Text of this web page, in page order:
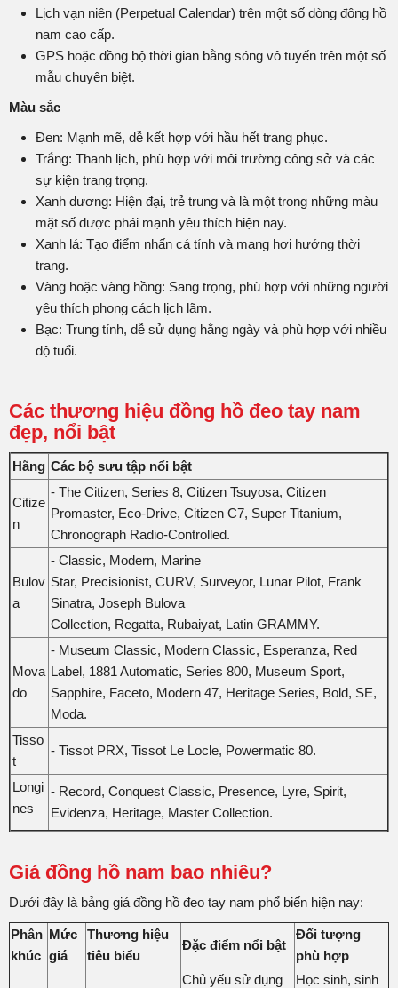
Lịch vạn niên (Perpetual Calendar) trên một số dòng đông hồ
nam cao cấp.
GPS hoặc đồng bộ thời gian bằng sóng vô tuyến trên một số
mẫu chuyên biệt.
Màu sắc
Đen: Mạnh mẽ, dễ kết hợp với hầu hết trang phục.
Trắng: Thanh lịch, phù hợp với môi trường công sở và các
sự kiện trang trọng.
Xanh dương: Hiện đại, trẻ trung và là một trong những màu
mặt số được phái mạnh yêu thích hiện nay.
Xanh lá: Tạo điểm nhấn cá tính và mang hơi hướng thời
trang.
Vàng hoặc vàng hồng: Sang trọng, phù hợp với những người
yêu thích phong cách lịch lãm.
Bạc: Trung tính, dễ sử dụng hằng ngày và phù hợp với nhiều
độ tuổi.
Các thương hiệu đồng hồ đeo tay nam
đẹp, nổi bật
Hãng Các bộ sưu tập nổi bật
Citize
n
- The Citizen, Series 8, Citizen Tsuyosa, Citizen
Promaster, Eco-Drive, Citizen C7, Super Titanium,
Chronograph Radio-Controlled.
Bulov
a
- Classic, Modern, Marine
Star, Precisionist, CURV, Surveyor, Lunar Pilot, Frank
Sinatra, Joseph Bulova
Collection, Regatta, Rubaiyat, Latin GRAMMY.
Mova
do
- Museum Classic, Modern Classic, Esperanza, Red
Label, 1881 Automatic, Series 800, Museum Sport,
Sapphire, Faceto, Modern 47, Heritage Series, Bold, SE,
Moda.
Tisso
t
- Tissot PRX, Tissot Le Locle, Powermatic 80.
Longi
nes
- Record, Conquest Classic, Presence, Lyre, Spirit,
Evidenza, Heritage, Master Collection.
Giá đồng hồ nam bao nhiêu?
Dưới đây là bảng giá đồng hồ đeo tay nam phổ biến hiện nay:
Phân
khúc
Mức
giá
Thương hiệu
tiêu biểu
Đặc điểm nổi bật
Đối tượng
phù hợp
Chủ yếu sử dụng
Học sinh, sinh